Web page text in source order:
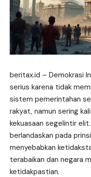
beritax.id – Demokrasi
serius karena tidak
sistem pemerintahan
rakyat, namun sering
kekuasaan segelintir
berlandaskan pada
menyebabkan
terabaikan dan negara
ketidakpastian.